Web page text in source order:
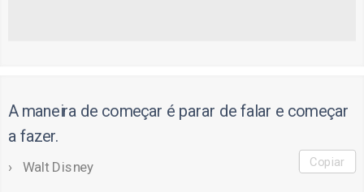
A maneira de começar é parar de falar e começar
a fazer.
Walt Disney Copiar